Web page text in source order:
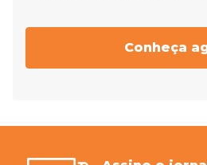
Conheça